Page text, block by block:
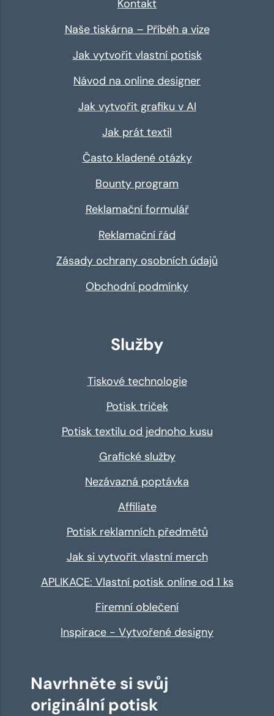
Kontakt
Naše tiskárna – Příběh a vize
Jak vytvořit vlastní potisk
Návod na online designer
Jak vytvořit grafiku v AI
Jak prát textil
Často kladené otázky
Bounty program
Reklamační formulář
Reklamační řád
Zásady ochrany osobních údajů
Obchodní podmínky
Služby
Tiskové technologie
Potisk triček
Potisk textilu od jednoho kusu
Grafické služby
Nezávazná poptávka
Affiliate
Potisk reklamních předmětů
Jak si vytvořit vlastní merch
APLIKACE: Vlastní potisk online od 1 ks
Firemní oblečení
Inspirace - Vytvořené designy
Navrhněte si svůj
originální potisk